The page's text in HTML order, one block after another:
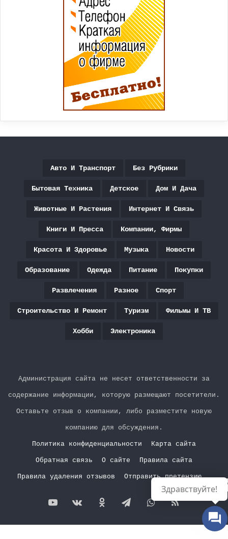
Авто И Транспорт Без Рубрики
Бытовая Техника Детское Дом И Дача
Животные И Растения Интернет И Связь
Книги И Пресса Компании, Фирмы
Красота И Здоровье Музыка Новости
Образование Одежда Питание Покупки
Развлечения Разное Спорт
Строительство И Ремонт Туризм Фильмы И ТВ
Хобби Электроника
Администрация сайта не несет ответственности за
содержание информации, которую размещают посетители.
Оставьте отзыв о компании, либо разместите новую
компанию для обсуждения.
Политика конфиденциальности Карта сайта
Обратная связь О сайте Правила сайта
Правила удаления отзывов
Отправить претензию
YouTubevk.comОдноклассники
TelegramWhatsApp
RSS
Здравствуйте!